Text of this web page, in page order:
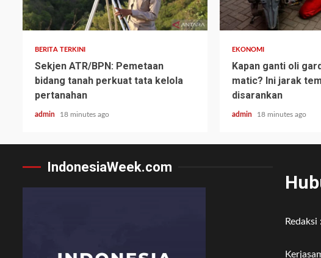
BERITA TERKINI
Sekjen ATR/BPN: Pemetaan
bidang tanah perkuat tata kelola
pertanahan
admin 18 minutes ago
EKONOMI
Kapan ganti oli
matic? Ini jarak
disarankan
admin 18 minutes ago
IndonesiaWeek.com
Redaksi :